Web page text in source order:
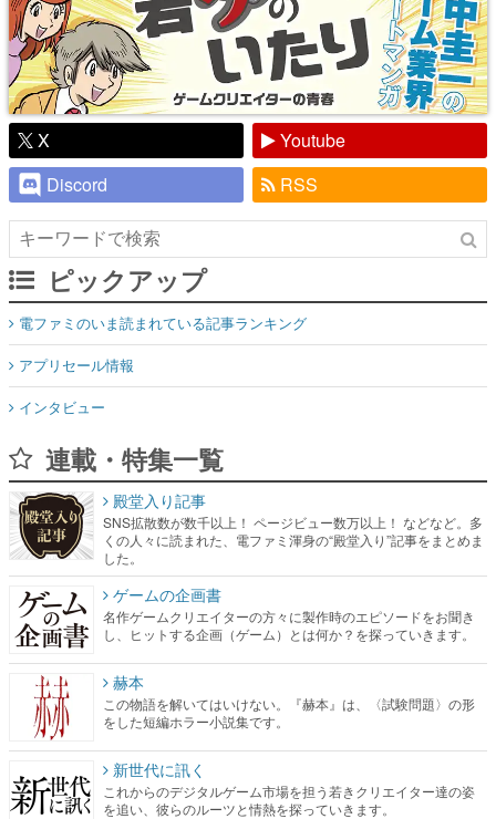
X
Youtube
Discord
RSS
ピックアップ
電ファミのいま読まれている記事ランキング
アプリセール情報
インタビュー
連載・特集一覧
殿堂入り記事
SNS拡散数が数千以上！ ページビュー数万以上！ などなど。多
くの人々に読まれた、電ファミ渾身の“殿堂入り”記事をまとめま
した。
ゲームの企画書
名作ゲームクリエイターの方々に製作時のエピソードをお聞き
し、ヒットする企画（ゲーム）とは何か？を探っていきます。
赫本
この物語を解いてはいけない。『赫本』は、〈試験問題〉の形
をした短編ホラー小説集です。
新世代に訊く
これからのデジタルゲーム市場を担う若きクリエイター達の姿
を追い、彼らのルーツと情熱を探っていきます。